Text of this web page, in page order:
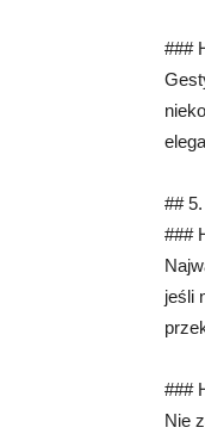
###
##
###
jeśli
###
Nie